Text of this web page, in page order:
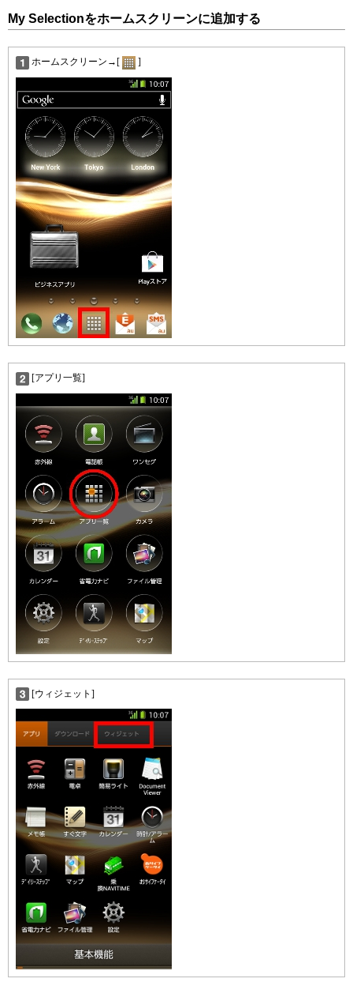
My Selectionをホームスクリーンに追加する
ホームスクリーン→[ ]
[アプリ一覧]
[ウィジェット]